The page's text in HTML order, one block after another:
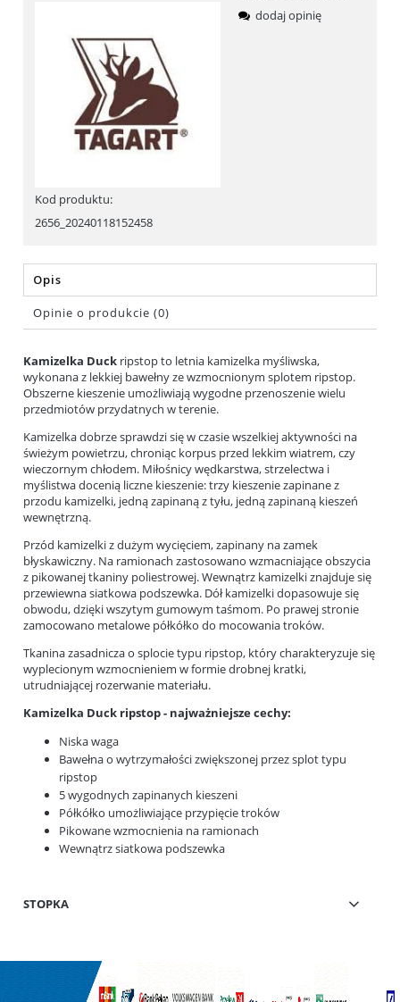
Kod produktu:
2656_20240118152458
dodaj opinię
Opis
Opinie o produkcie (0)
Kamizelka Duck ripstop to letnia kamizelka myśliwska,
wykonana z lekkiej bawełny ze wzmocnionym splotem ripstop.
Obszerne kieszenie umożliwiają wygodne przenoszenie wielu
przedmiotów przydatnych w terenie.
Kamizelka dobrze sprawdzi się w czasie wszelkiej aktywności na
świeżym powietrzu, chroniąc korpus przed lekkim wiatrem, czy
wieczornym chłodem. Miłośnicy wędkarstwa, strzelectwa i
myślistwa docenią liczne kieszenie: trzy kieszenie zapinane z
przodu kamizelki, jedną zapinaną z tyłu, jedną zapinaną kieszeń
wewnętrzną.
Przód kamizelki z dużym wycięciem, zapinany na zamek
błyskawiczny. Na ramionach zastosowano wzmacniające obszycia
z pikowanej tkaniny poliestrowej. Wewnątrz kamizelki znajduje się
przewiewna siatkowa podszewka. Dół kamizelki dopasowuje się
obwodu, dzięki wszytym gumowym taśmom. Po prawej stronie
zamocowano metalowe półkółko do mocowania troków.
Tkanina zasadnicza o splocie typu ripstop, który charakteryzuje się
wyplecionym wzmocnieniem w formie drobnej kratki,
utrudniającej rozerwanie materiału.
Kamizelka Duck ripstop - najważniejsze cechy:
Niska waga
Bawełna o wytrzymałości zwiększonej przez splot typu
ripstop
5 wygodnych zapinanych kieszeni
Półkółko umożliwiające przypięcie troków
Pikowane wzmocnienia na ramionach
Wewnątrz siatkowa podszewka
STOPKA